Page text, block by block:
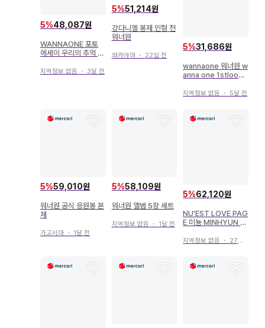
5%48,087원
WANNAONE 포토
에세이 우리의 추억 잊
지역정보 없음 ・ 3달 전
5%51,214원
강다니엘 봉제 인형 전
워너원
와카야마・ 22일 전
5%31,686원
wannaone 워너원 w
anna one 1stlook
지역정보 없음 ・5달 전
5%59,010원
워너원 공식 응원봉 본
체
가고시마 ・ 1달 전
5%58,109원
워너원 앨범 5장 세트
지역정보 없음 ・ 1달 전
5%62,120원
NU'EST LOVE PAG
E 미뇽 MINHYUN 부
지역정보 없음 ・ 27일 전